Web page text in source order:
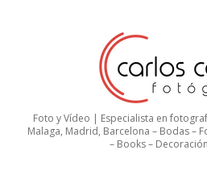
Foto y Vídeo | Especialista en
Malaga, Madrid, Barcelona – Bodas –
– Books –